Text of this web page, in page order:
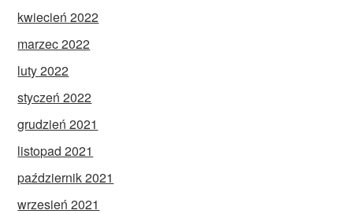
kwiecień 2022
marzec 2022
luty 2022
styczeń 2022
grudzień 2021
listopad 2021
październik 2021
wrzesień 2021